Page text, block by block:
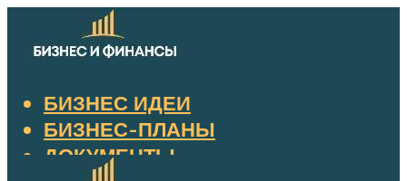
БИЗНЕС ИДЕИ
БИЗНЕС-ПЛАНЫ
ДОКУМЕНТЫ